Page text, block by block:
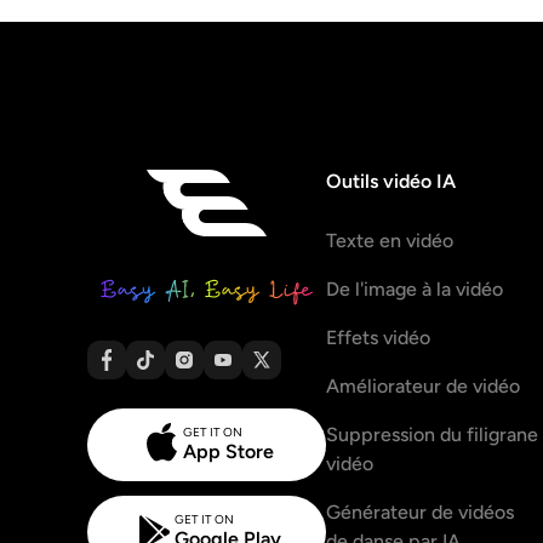
GET IT ON
App Store
GET IT ON
Outils vidéo IA
Texte en vidéo
De l'image à la vidéo
Effets vidéo
Améliorateur de vidéo
Suppression du filigrane
vidéo
Générateur de vidéos